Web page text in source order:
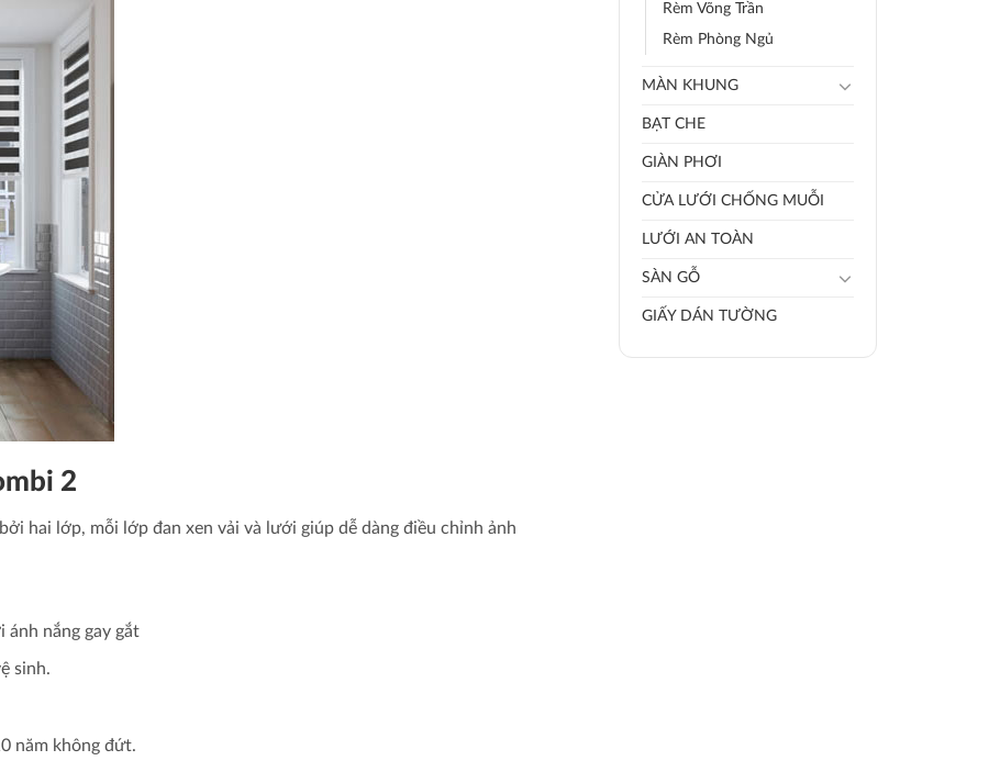
Rèm Võng Trần
Rèm Phòng Ngủ
MÀN KHUNG
BẠT CHE
GIÀN PHƠI
CỬA LƯỚI CHỐNG MUỖI
LƯỚI AN TOÀN
SÀN GỖ
GIẤY DÁN TƯỜNG
2
hai lớp, mỗi lớp đan xen vải và lưới giúp dễ dàng điều chỉnh ảnh
ánh nắng gay gắt
sinh.
năm không đứt.